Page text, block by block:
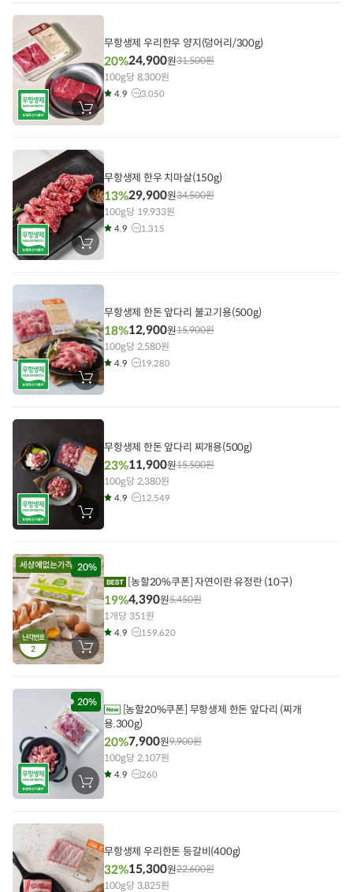
에
장
바
에
담
기
무항생제 우리한우 양지(덩어리/300g)
20%24,900원31,500원
100g당 8,300원
4.9 3,050
장
바
에
무항생제 한우 치마살(150g)
13%29,900원34,500원
100g당 19,933원
4.9 1,315
장
바
에
기
무항생제 한돈 앞다리 불고기용(500g)
18%12,900원15,900원
100g당 2,580원
4.9 19,280
장
에
담
기
무항생제 한돈 앞다리 찌개용(500g)
23%11,900원15,500원
100g당 2,380원
4.9 12,549
20%
난각번호
2 장
바
에
담
기
[농할20%쿠폰] 자연이란 유정란 (10구)
19%4,390원5,450원
1개당 351원
4.9 159,620
20%
장
바
에
담
기
[농할20%쿠폰] 무항생제 한돈 앞다리 (찌개
용.300g)
20%7,900원9,900원
100g당 2,107원
4.9 260
무항생제 우리한돈 등갈비(400g)
32%15,300원22,600원
100g당 3,825원